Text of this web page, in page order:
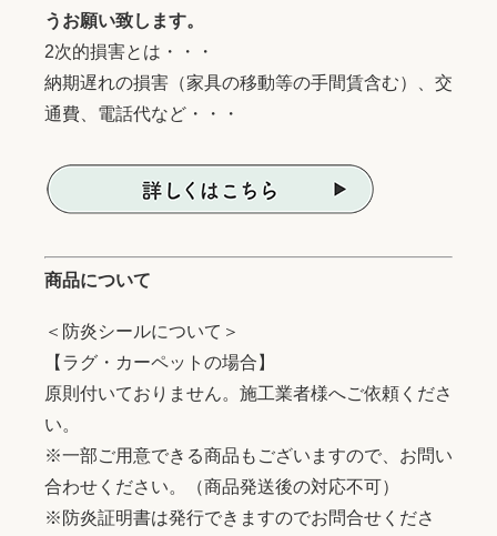
うお願い致します。
2次的損害とは・・・
納期遅れの損害（家具の移動等の手間賃含む）、交
通費、電話代など・・・
商品について
＜防炎シールについて＞
【ラグ・カーペットの場合】
原則付いておりません。施工業者様へご依頼くださ
い。
※一部ご用意できる商品もございますので、お問い
合わせください。（商品発送後の対応不可）
※防炎証明書は発行できますのでお問合せくださ